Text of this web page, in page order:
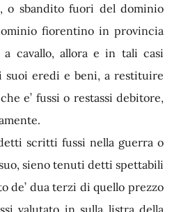
o sbandito fuori del dominio
fiorentino in provincia
cavallo, allora e in tali casi
suoi eredi e beni, a restituire
e’ fussi o restassi debitore,
scritti fussi nella guerra o
sieno tenuti detti spettabili
de’ dua terzi di quello prezzo
valutato in sulla listra della